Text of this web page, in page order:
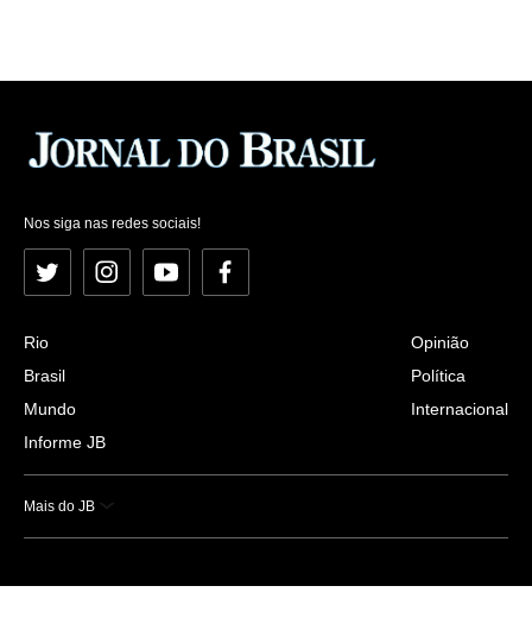
Nos siga nas redes sociais!
Twitter InstagramYouTubeFacebook
Rio
Brasil
Mundo
Informe JB
Opinião
Política
Internacional
Mais do JB
Esportes